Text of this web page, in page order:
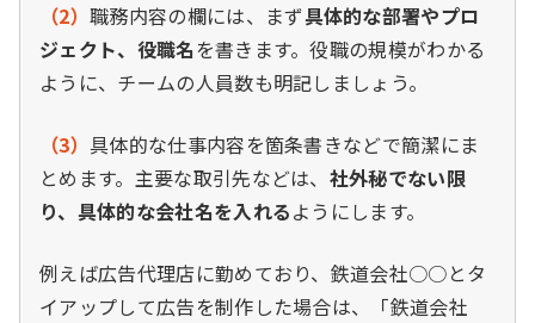
（2） 職務内容の欄には、まず具体的な部署やプロ
ジェクト、役職名 を書きます。役職の規模がわかる
ように、チームの人員数も明記しましょう。
（3） 具体的な仕事内容を箇条書きなどで簡潔にま
とめます。主要な取引先などは、 社外秘でない限
り、具体的な会社名を入れるようにします。
例えば広告代理店に勤めており、鉄道会社○○とタ
イアップして広告を制作した場合は、「鉄道会社